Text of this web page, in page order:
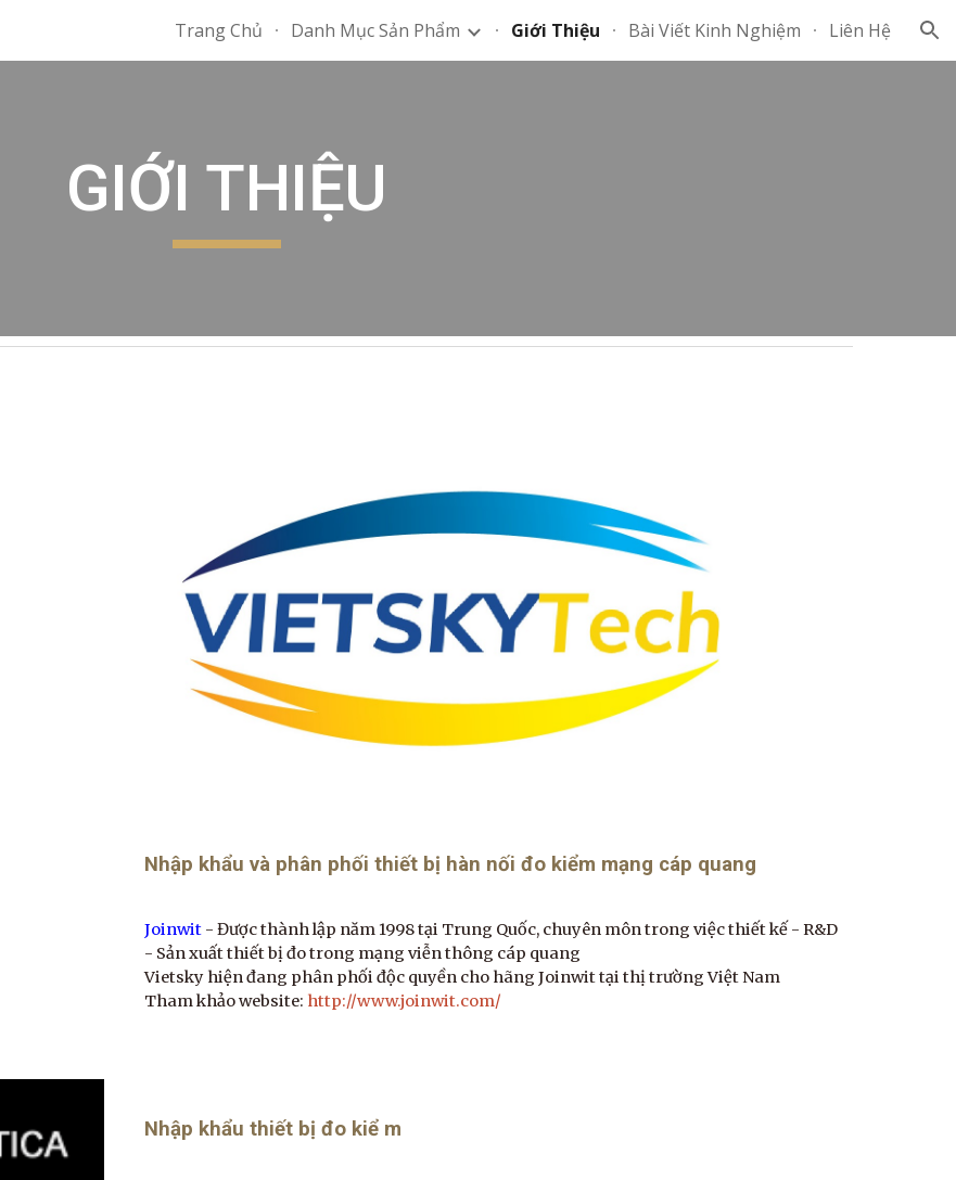
Skip to navigation
Trang Chủ Danh Mục Sản Phẩm Giới Thiệu Bài Viết Kinh Nghiệm Liên Hệ
GIỚI THIỆU
Nhập khẩu và phân phối thiết bị hàn nối đo kiểm mạng cáp quang
Joinwit - Được thành lập năm 1998 tại Trung Quốc, chuyên môn trong việc thiết kế - R&D
- Sản xuất thiết bị đo trong mạng viễn thông cáp quang
Vietsky hiện đang phân phối độc quyền cho hãng Joinwit tại thị trường Việt Nam
Tham khảo website: http://www.joinwit.com/
Nhập khẩu thiết bị đo kiể m